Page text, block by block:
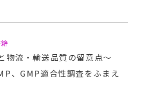
物流・輸送品質の留意点～
、GMP適合性調査をふまえ